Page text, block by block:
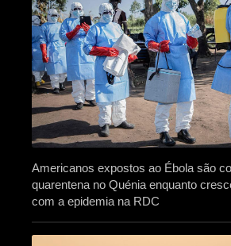
Americanos expostos ao Ébola são
quarentena no Quénia enquanto
com a epidemia na RDC